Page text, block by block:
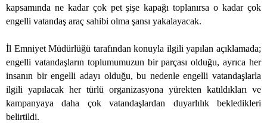
kapsamında ne kadar çok pet şişe kapağı toplanırsa o kadar çok
engelli vatandaş araç sahibi olma şansı yakalayacak.
İl Emniyet Müdürlüğü tarafından konuyla ilgili yapılan açıklamada;
engelli vatandaşların toplumumuzun bir parçası olduğu, ayrıca her
insanın bir engelli adayı olduğu, bu nedenle engelli vatandaşlarla
ilgili yapılacak her türlü organizasyona yürekten katıldıkları ve
kampanyaya daha çok vatandaşlardan duyarlılık bekledikleri
belirtildi.